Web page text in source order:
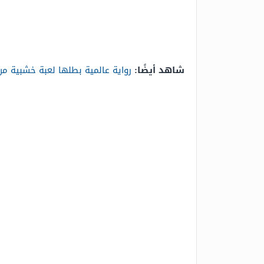
شاهد أيضًا: رواية عالمية بطلها لعبة خشبية من 7 حروف كلمة